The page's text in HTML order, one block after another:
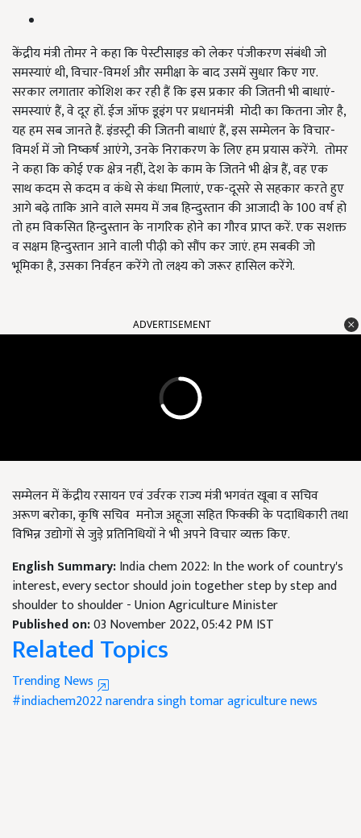
केंद्रीय मंत्री तोमर ने कहा कि पेस्टीसाइड को लेकर पंजीकरण संबंधी जो
समस्याएं थी, विचार-विमर्श और समीक्षा के बाद उसमें सुधार किए गए.
सरकार लगातार कोशिश कर रही हैं कि इस प्रकार की जितनी भी बाधाएं-
समस्याएं हैं, वे दूर हों. ईज ऑफ डूइंग पर प्रधानमंत्री मोदी का कितना जोर है,
यह हम सब जानते हैं. इंडस्ट्री की जितनी बाधाएं हैं, इस सम्मेलन के विचार-
विमर्श में जो निष्कर्ष आएंगे, उनके निराकरण के लिए हम प्रयास करेंगे. तोमर
ने कहा कि कोई एक क्षेत्र नहीं, देश के काम के जितने भी क्षेत्र हैं, वह एक
साथ कदम से कदम व कंधे से कंधा मिलाएं, एक-दूसरे से सहकार करते हुए
आगे बढ़े ताकि आने वाले समय में जब हिन्दुस्तान की आजादी के 100 वर्ष हो
तो हम विकसित हिन्दुस्तान के नागरिक होने का गौरव प्राप्त करें. एक सशक्त
व सक्षम हिन्दुस्तान आने वाली पीढ़ी को सौंप कर जाएं. हम सबकी जो
भूमिका है, उसका निर्वहन करेंगे तो लक्ष्य को जरूर हासिल करेंगे.
ADVERTISEMENT
सम्मेलन में केंद्रीय रसायन एवं उर्वरक राज्य मंत्री भगवंत खूबा व सचिव
अरूण बरोका, कृषि सचिव मनोज अहूजा सहित फिक्की के पदाधिकारी तथा
विभिन्न उद्योगों से जुड़े प्रतिनिधियों ने भी अपने विचार व्यक्त किए.
English Summary:India chem 2022: In the work of country's
interest, every sector should join together step by step and
shoulder to shoulder - Union Agriculture Minister
Published on:03 November 2022, 05:42 PM IST
Related Topics
Trending News
#indiachem2022narendra singh tomaragriculture news